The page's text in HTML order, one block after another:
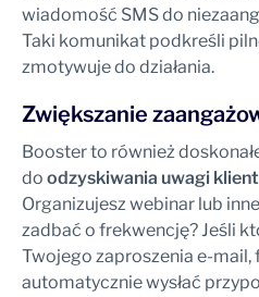
wiadomość SMS do
Taki komunikat podkreśli
zmotywuje do działania.
Zwiększanie
Booster to również
do odzyskiwania uwagi
Organizujesz webinar lub
zadbać o frekwencję? Jeśli
Twojego zaproszenia e-mail,
automatycznie wysłać